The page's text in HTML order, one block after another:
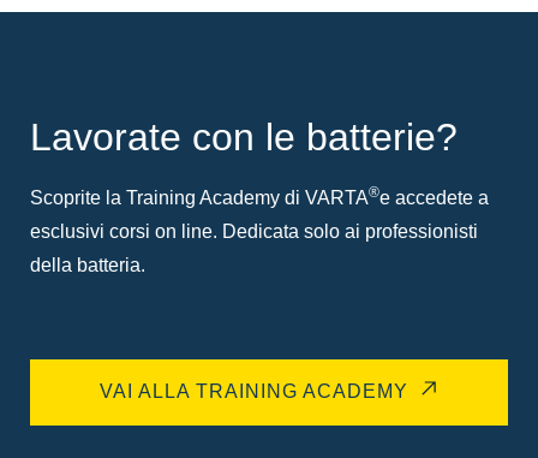
Lavorate con le batterie?
Scoprite la Training Academy di VARTA®e accedete a
esclusivi corsi on line. Dedicata solo ai professionisti
della batteria.
VAI ALLA TRAINING ACADEMY